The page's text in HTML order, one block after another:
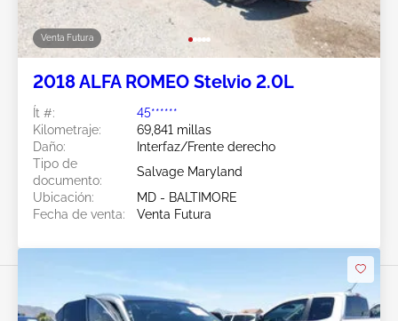
Venta Futura
2018 ALFA ROMEO Stelvio 2.0L
Ít #:
45******
Kilometraje:
69,841 millas
Daño:
Interfaz/Frente derecho
Tipo de
documento:
Salvage Maryland
Ubicación:
MD - BALTIMORE
Fecha de venta:
Venta Futura